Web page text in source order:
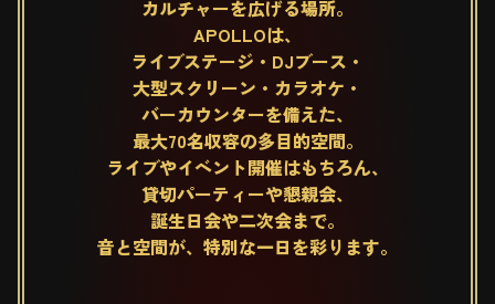
カルチャーを広げる場所。
APOLLOは、
ライブステージ・DJブース・
大型スクリーン・カラオケ・
バーカウンターを備えた、
最大70名収容の多目的空間。
ライブやイベント開催はもちろん、
貸切パーティーや懇親会、
誕生日会や二次会まで。
音と空間が、特別な一日を彩ります。